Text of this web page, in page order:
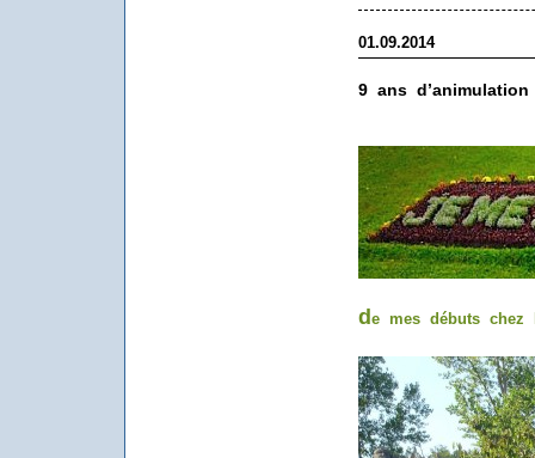
01.09.2014
9 ans d’animulation
de mes débuts chez